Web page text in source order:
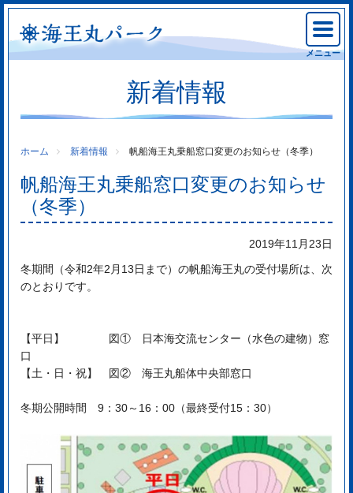
メニュー
新着情報
ホーム 新着情報 帆船海王丸乗船窓口変更のお知らせ（冬季）
帆船海王丸乗船窓口変更のお知らせ
（冬季）
2019年11月23日
冬期間（令和2年2月13日まで）の帆船海王丸の受付場所は、次
のとおりです。
【平日】 図① 日本海交流センター（水色の建物）窓
口
【土・日・祝】 図② 海王丸船体中央部窓口
冬期公開時間 9：30～16：00（最終受付15：30）